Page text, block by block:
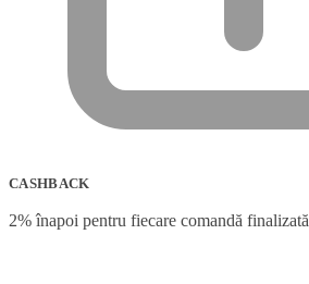
CASHBACK
2% înapoi pentru fiecare comandă finalizată